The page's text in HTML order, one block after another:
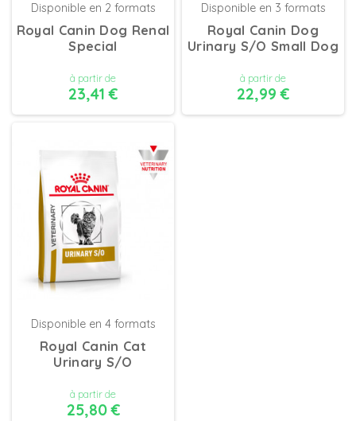
Disponible en 2 formats
Royal Canin Dog Renal
Special
à partir de
23,41 €
Disponible en 3 formats
Royal Canin Dog
Urinary S/O Small Dog
à partir de
22,99 €
Disponible en 4 formats
Royal Canin Cat
Urinary S/O
à partir de
25,80 €